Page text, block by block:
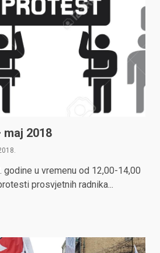
2018
godine u vremenu od 12,00-14,00
prosvjetnih radnika...